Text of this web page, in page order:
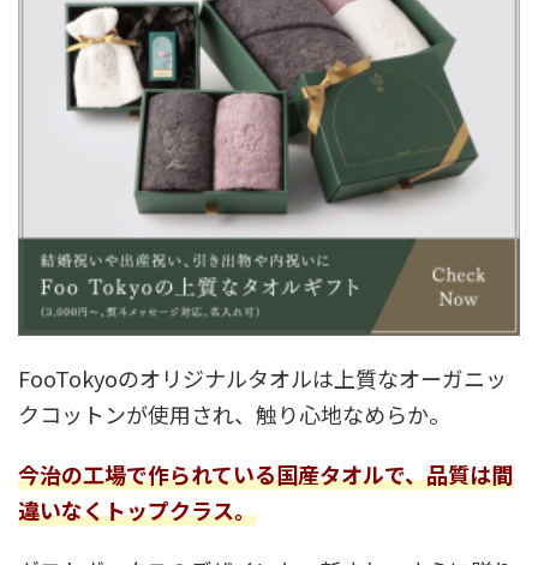
FooTokyoのオリジナルタオルは上質なオーガニッ
クコットンが使用され、触り心地なめらか。
今治の工場で作られている国産タオルで、品質は間
違いなくトップクラス。